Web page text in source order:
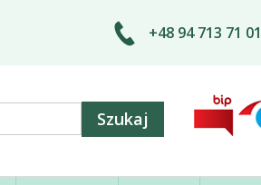
+48 94 713 71 01